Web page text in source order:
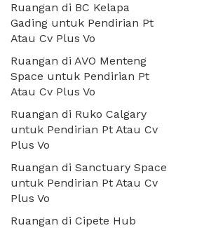
Ruangan di BC Kelapa
Gading untuk Pendirian Pt
Atau Cv Plus Vo
Ruangan di AVO Menteng
Space untuk Pendirian Pt
Atau Cv Plus Vo
Ruangan di Ruko Calgary
untuk Pendirian Pt Atau Cv
Plus Vo
Ruangan di Sanctuary Space
untuk Pendirian Pt Atau Cv
Plus Vo
Ruangan di Cipete Hub